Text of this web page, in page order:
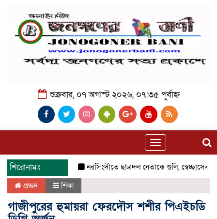
শুক্রবার, ০৭ অগাস্ট ২০২৬, ০৭:৩৫ পূর্বাহ্ন
Toggle
navigation
শিরোনামঃ নরসিংদীতে ছাত্রদল নেতাকে গুলি, স্বেচ্ছাসেবক
প্রচ্ছদ শিক্ষা
গাজীপুরের হুমায়রা ফেরদৌস শশীর পিএইচডি